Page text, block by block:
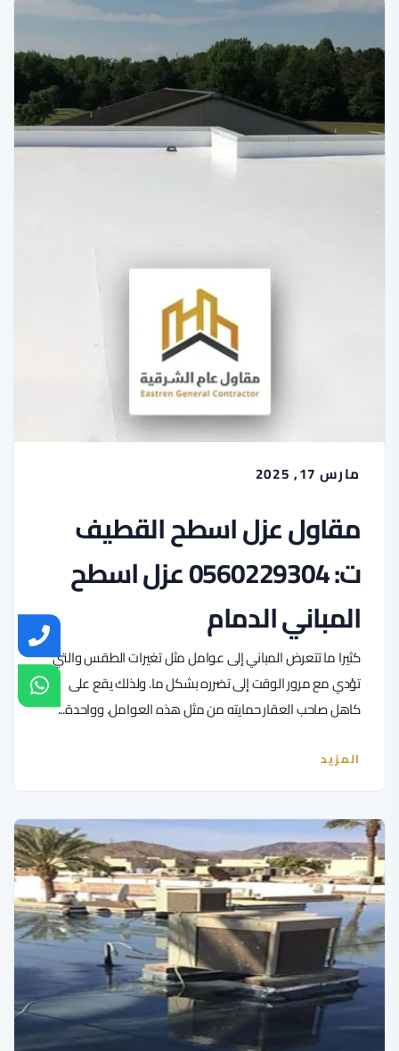
مارس 17, 2025
مقاول عزل اسطح القطيف
ت: 0560229304 عزل اسطح
المباني الدمام
كثيرا ما تتعرض المباني إلى عوامل مثل تغيرات الطقس والتي
تؤدي مع مرور الوقت إلى تضرره بشكل ما. ولذلك يقع على
كاهل صاحب العقار حمايته من مثل هذه العوامل. وواحدة...
المزيد